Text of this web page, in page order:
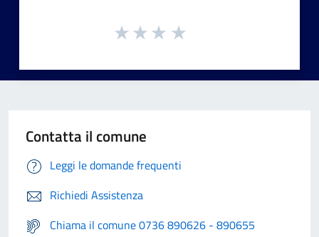
Contatta il comune
Leggi le domande frequenti
Richiedi Assistenza
Chiama il comune 0736 890626 - 890655